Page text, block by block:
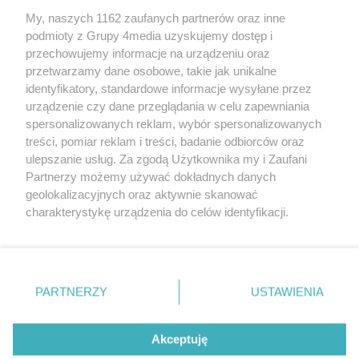
Redakcja Reklama Prywatność
Praca Łódź
the:protocol
Facebook.com
Youtube.com
My, naszych 1162 zaufanych partnerów oraz inne
podmioty z Grupy 4media uzyskujemy dostęp i
przechowujemy informacje na urządzeniu oraz
przetwarzamy dane osobowe, takie jak unikalne
identyfikatory, standardowe informacje wysyłane przez
urządzenie czy dane przeglądania w celu zapewniania
spersonalizowanych reklam, wybór spersonalizowanych
treści, pomiar reklam i treści, badanie odbiorców oraz
ulepszanie usług. Za zgodą Użytkownika my i Zaufani
Partnerzy możemy używać dokładnych danych
geolokalizacyjnych oraz aktywnie skanować
charakterystykę urządzenia do celów identyfikacji.
zmienić/wycofać klikając przycisk ustawień prywatności
znajdujący się w lewym dolnym rogu strony
. Niektóre
użytkownika, ale masz prawo sprzeciwić się takiemu
przetwarzaniu. Preferencje będą miały zastosowania tylko
PARTNERZY USTAWIENIA
Akceptuję